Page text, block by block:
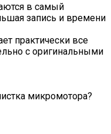
в самый
запись и времени
практически все
с оригинальными
микромотора?